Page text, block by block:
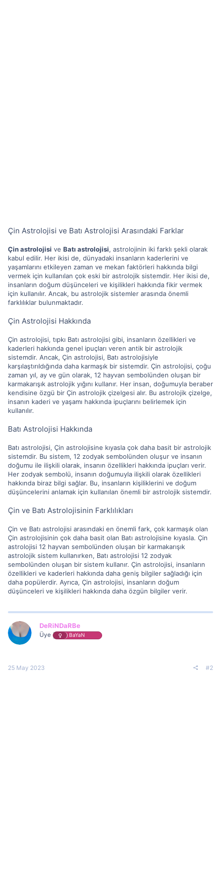
Çin Astrolojisi ve Batı Astrolojisi Arasındaki Farklar
Çin astrolojisi ve Batı astrolojisi, astrolojinin iki farklı şekli olarak
kabul edilir. Her ikisi de, dünyadaki insanların kaderlerini ve
yaşamlarını etkileyen zaman ve mekan faktörleri hakkında bilgi
vermek için kullanılan çok eski bir astrolojik sistemdir. Her ikisi de,
insanların doğum düşünceleri ve kişilikleri hakkında fikir vermek
için kullanılır. Ancak, bu astrolojik sistemler arasında önemli
farklılıklar bulunmaktadır.
Çin Astrolojisi Hakkında
Çin astrolojisi, tıpkı Batı astrolojisi gibi, insanların özellikleri ve
kaderleri hakkında genel ipuçları veren antik bir astrolojik
sistemdir. Ancak, Çin astrolojisi, Batı astrolojisiyle
karşılaştırıldığında daha karmaşık bir sistemdir. Çin astrolojisi, çoğu
zaman yıl, ay ve gün olarak, 12 hayvan sembolünden oluşan bir
karmakarışık astrolojik yığını kullanır. Her insan, doğumuyla beraber
kendisine özgü bir Çin astrolojik çizelgesi alır. Bu astrolojik çizelge,
insanın kaderi ve yaşamı hakkında ipuçlarını belirlemek için
kullanılır.
Batı Astrolojisi Hakkında
Batı astrolojisi, Çin astrolojisine kıyasla çok daha basit bir astrolojik
sistemdir. Bu sistem, 12 zodyak sembolünden oluşur ve insanın
doğumu ile ilişkili olarak, insanın özellikleri hakkında ipuçları verir.
Her zodyak sembolü, insanın doğumuyla ilişkili olarak özellikleri
hakkında biraz bilgi sağlar. Bu, insanların kişiliklerini ve doğum
düşüncelerini anlamak için kullanılan önemli bir astrolojik sistemdir.
Çin ve Batı Astrolojisinin Farklılıkları
Çin ve Batı astrolojisi arasındaki en önemli fark, çok karmaşık olan
Çin astrolojisinin çok daha basit olan Batı astrolojisine kıyasla. Çin
astrolojisi 12 hayvan sembolünden oluşan bir karmakarışık
astrolojik sistem kullanırken, Batı astrolojisi 12 zodyak
sembolünden oluşan bir sistem kullanır. Çin astrolojisi, insanların
özellikleri ve kaderleri hakkında daha geniş bilgiler sağladığı için
daha popülerdir. Ayrıca, Çin astrolojisi, insanların doğum
düşünceleri ve kişilikleri hakkında daha özgün bilgiler verir.
DeRiNDaRBe
Üye BaYaN
25 May 2023 #2